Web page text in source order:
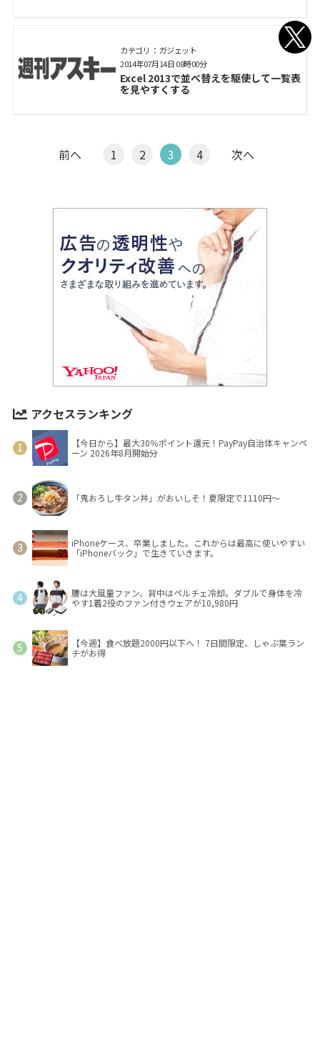
カテゴリ： ガジェット
Excel 2013で並べ替えを駆使して一覧表
を見やすくする
2014年07月14日 08時00分
前へ 1 2 3 4 次へ
アクセスランキング
【今日から】最大30％ポイント還元！PayPay自治体キャンペ
ーン 2026年8月開始分
「鬼おろし牛タン丼」がおいしそ！夏限定で1110円～
iPhoneケース、卒業しました。これからは最高に使いやすい
「iPhoneバック」で生きていきます。
腰は大風量ファン、背中はペルチェ冷却。ダブルで身体を冷
やす1着2役のファン付きウェアが10,980円
【今週】食べ放題2000円以下へ！ 7日間限定、しゃぶ葉ラン
チがお得